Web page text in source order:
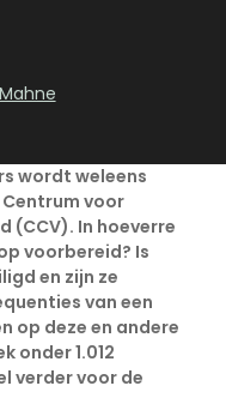
wordt weleens
voor
(CCV). In hoeverre
voorbereid? Is
en zijn ze
van een
op deze en andere
onder 1.012
verder voor de